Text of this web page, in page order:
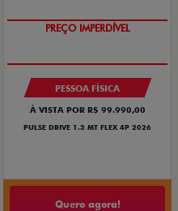
PREÇO IMPERDÍVEL
PESSOA FÍSICA
À VISTA POR R$ 99.990,00
PULSE DRIVE 1.3 MT FLEX 4P 2026
Quero agora!